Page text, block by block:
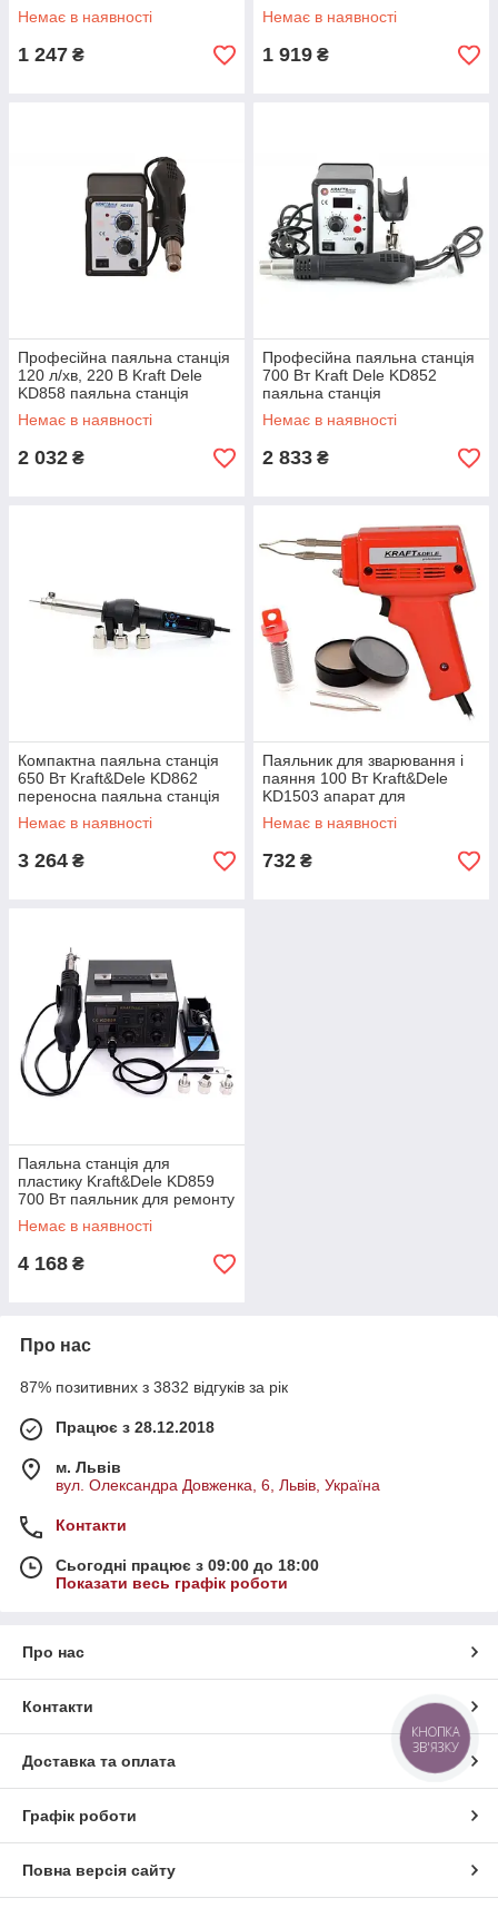
Немає в наявності
1 247 ₴
Немає в наявності
1 919 ₴
Професійна паяльна станція
120 л/хв, 220 В Kraft Dele
KD858 паяльна станція
Немає в наявності
2 032 ₴
Професійна паяльна станція
700 Вт Kraft Dele KD852
паяльна станція
Немає в наявності
2 833 ₴
Компактна паяльна станція
650 Вт Kraft&Dele KD862
переносна паяльна станція
Немає в наявності
3 264 ₴
Паяльник для зварювання і
паяння 100 Вт Kraft&Dele
KD1503 апарат для
зварювання пластику
Немає в наявності
732 ₴
Паяльна станція для
пластику Kraft&Dele KD859
700 Вт паяльник для ремонту
пластику
Немає в наявності
4 168 ₴
Про нас
87% позитивних з 3832 відгуків за рік
Працює з 28.12.2018
м. Львів
вул. Олександра Довженка, 6, Львів, Україна
Контакти
Сьогодні працює з 09:00 до 18:00
Показати весь графік роботи
Про нас
Контакти
Доставка та оплата
Графік роботи
Повна версія сайту
КНОПКА
ЗВ'ЯЗКУ